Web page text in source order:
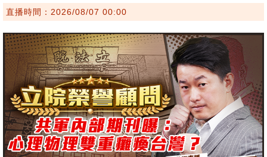
直播時間：2026/08/07 00:00